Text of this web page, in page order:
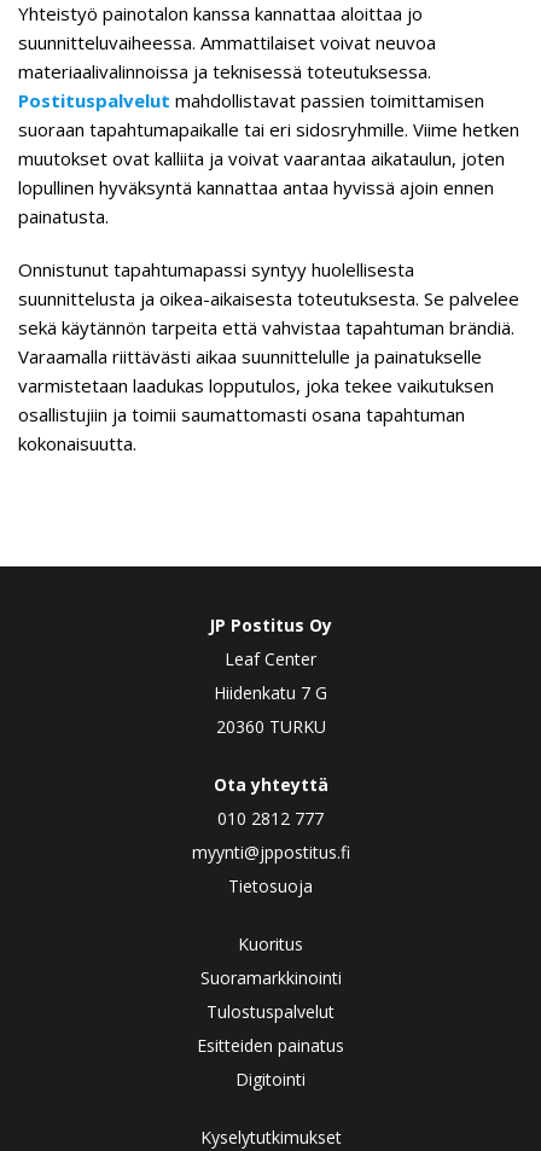
Yhteistyö painotalon kanssa kannattaa aloittaa jo
suunnitteluvaiheessa. Ammattilaiset voivat neuvoa
materiaalivalinnoissa ja teknisessä toteutuksessa.
Postituspalvelut mahdollistavat passien toimittamisen
suoraan tapahtumapaikalle tai eri sidosryhmille. Viime hetken
muutokset ovat kalliita ja voivat vaarantaa aikataulun, joten
lopullinen hyväksyntä kannattaa antaa hyvissä ajoin ennen
painatusta.
Onnistunut tapahtumapassi syntyy huolellisesta
suunnittelusta ja oikea-aikaisesta toteutuksesta. Se palvelee
sekä käytännön tarpeita että vahvistaa tapahtuman brändiä.
Varaamalla riittävästi aikaa suunnittelulle ja painatukselle
varmistetaan laadukas lopputulos, joka tekee vaikutuksen
osallistujiin ja toimii saumattomasti osana tapahtuman
kokonaisuutta.
JP Postitus Oy
Leaf Center
Hiidenkatu 7 G
20360 TURKU
Ota yhteyttä
010 2812 777
myynti@jppostitus.fi
Tietosuoja
Kuoritus
Suoramarkkinointi
Tulostuspalvelut
Esitteiden painatus
Digitointi
Kyselytutkimukset